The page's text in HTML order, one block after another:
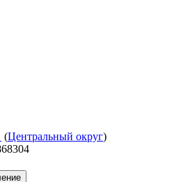
(Центральный округ)